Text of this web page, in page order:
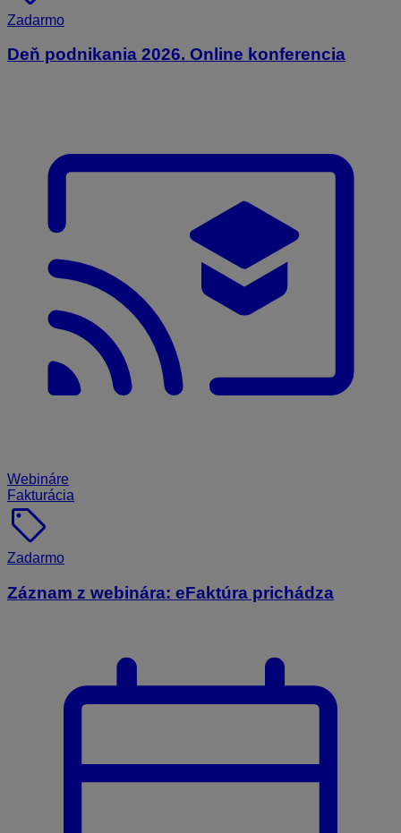
Zadarmo
Deň podnikania 2026. Online konferencia
Webináre
Fakturácia
sell
Zadarmo
Záznam z webinára: eFaktúra prichádza